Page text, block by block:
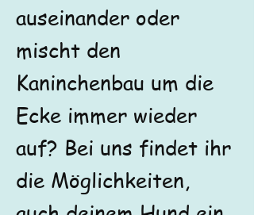
auseinander oder
mischt den
Kaninchenbau um die
Ecke immer wieder
auf? Bei uns findet ihr
die Möglichkeiten,